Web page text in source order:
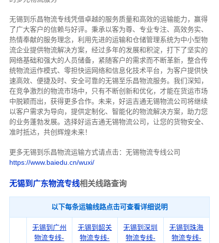
无锡到乐昌物流专线凭借卓越的服务质量和高效的运输能力，赢得
了广大客户的信赖与好评。 秉承以客为尊、专业专注、高效务实、
热情奉献的服务理念，利用先进的运输和仓储管理系统为中小型物
流企业提供物流解决方案，经过多年的发展和积淀，打下了坚实的
网络基础和强大的人员储备，紧随客户的需求而不断革新，整合传
统物流运作模式、零担快运网络和信息化技术平台，为客户提供快
速高效、便捷及时、安全可靠的无锡至乐昌物流服务。 我们深知，
在竞争激烈的物流市场中，只有不断创新和优化，才能在货运市场
中脱颖而出，获得更多合作。 未来，好运吉通无锡物流公司将继续
以客户需求为导向，提供定制化、智能化的物流解决方案，助力您
的业务蓬勃发展。选择好运吉通无锡物流公司，让您的货物安全、
准时抵达，共创辉煌未来！
更多无锡到乐昌物流运输方式请点击：无锡物流专线公司
https://www.baiedu.cn/wuxi/
无锡到广东物流专线相关线路查询
以下每条运输线路点击可查看详细说明
无锡到广州
物流专线-
无锡到韶关
物流专线-
无锡到深圳
物流专线-
无锡到珠海
物流专线-